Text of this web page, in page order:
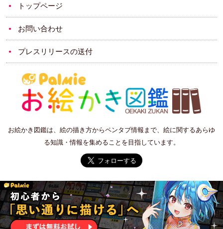
トップページ
お問い合わせ
プレスリリースの送付
お絵かき図鑑は、絵の描き方からペンタブ情報まで、絵に関するあらゆ
る知識・情報を集めることを目指しています。